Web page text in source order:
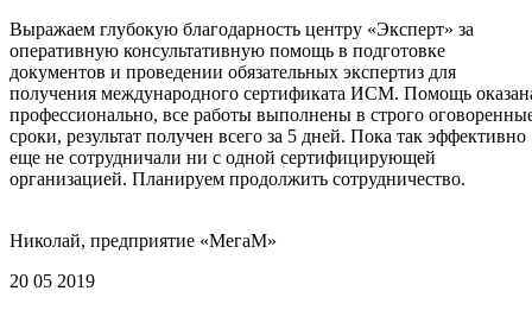
Выражаем глубокую благодарность центру «Эксперт» за
оперативную консультативную помощь в подготовке
документов и проведении обязательных экспертиз для
получения международного сертификата ИСМ. Помощь
профессионально, все работы выполнены в строго
сроки, результат получен всего за 5 дней. Пока так эффективно
еще не сотрудничали ни с одной сертифицирующей
организацией. Планируем продолжить сотрудничество.
Николай, предприятие «МегаМ»
20 05 2019